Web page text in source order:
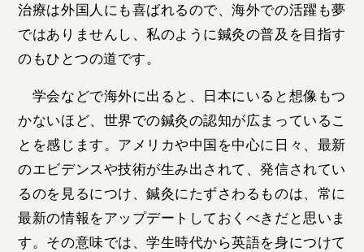
治療は外国人にも喜ばれるので、海外での活躍も夢
ではありませんし、私のように鍼灸の普及を目指す
のもひとつの道です。
学会などで海外に出ると、日本にいると想像もつ
かないほど、世界での鍼灸の認知が広まっているこ
とを感じます。アメリカや中国を中心に日々、最新
のエビデンスや技術が生み出されて、発信されてい
るのを見るにつけ、鍼灸にたずさわるものは、常に
最新の情報をアップデートしておくべきだと思いま
す。その意味では、学生時代から英語を身につけて